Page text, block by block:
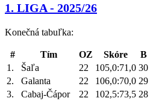
1. LIGA - 2025/26
Konečná tabuľka:
# Tím OZ Skóre
B
1.
Šaľa 22 105,0:71,0 30
2.
Galanta 22 106,0:70,0 29
3.
Cabaj-Čápor 22 102,5:73,5 28